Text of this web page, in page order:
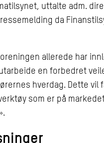
uttalte adm.
da
allerede har
en forbedret
hverdag. Dette vil
som er på